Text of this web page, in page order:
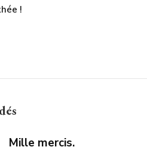
!
Mille mercis.